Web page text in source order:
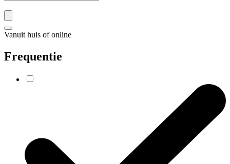
Vanuit huis of online
Frequentie